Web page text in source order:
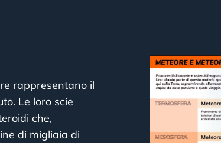
rappresentano il
Le loro scie
che,
di migliaia di